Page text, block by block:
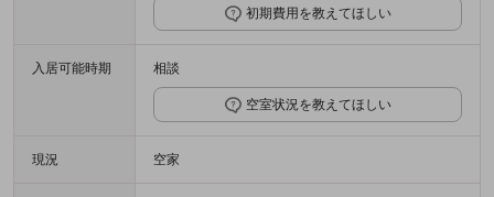
初期費用を教えてほしい
入居可能時期 相談
空室状況を教えてほしい
現況 空家